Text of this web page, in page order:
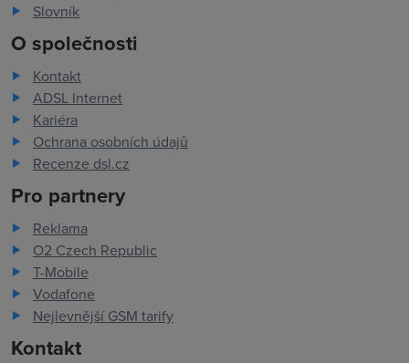
Slovník
O společnosti
Kontakt
ADSL Internet
Kariéra
Ochrana osobních údajů
Recenze dsl.cz
Pro partnery
Reklama
O2 Czech Republic
T-Mobile
Vodafone
Nejlevnější GSM tarify
Kontakt